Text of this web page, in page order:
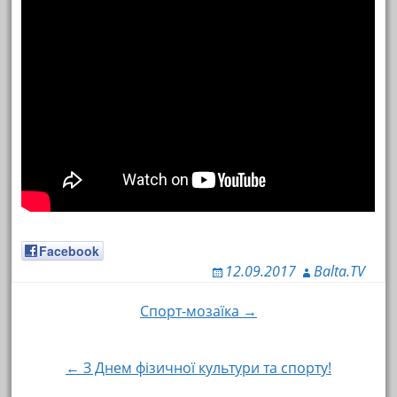
Facebook
12.09.2017 Balta.TV
Навигация по записям
Спорт-мозаїка →
← З Днем фізичної культури та спорту!